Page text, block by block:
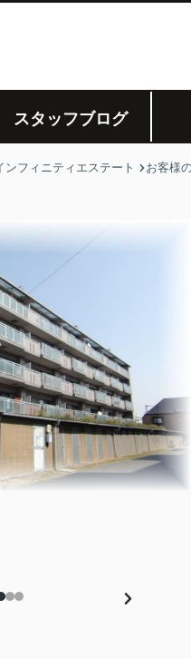
スタッフブログ
ンフィニティエステート お客様